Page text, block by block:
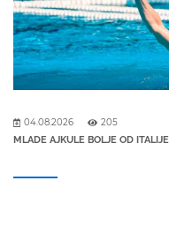
04.08.2026 205
MLADE AJKULE BOLJE OD